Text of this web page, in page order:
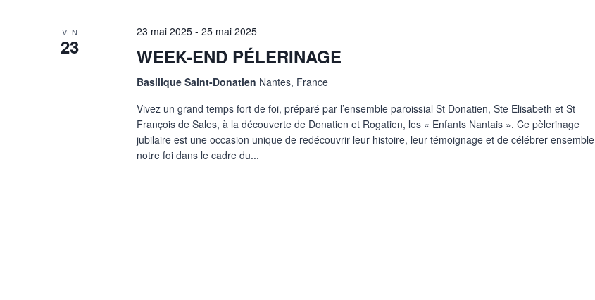
VEN
23
23 mai 2025 -25 mai 2025
WEEK-END PÉLERINAGE
Basilique Saint-Donatien Nantes, France
Vivez un grand temps fort de foi, préparé par l’ensemble paroissial St Donatien, Ste Elisabeth et St
François de Sales, à la découverte de Donatien et Rogatien, les « Enfants Nantais ». Ce pèlerinage
jubilaire est une occasion unique de redécouvrir leur histoire, leur témoignage et de célébrer ensemble
notre foi dans le cadre du...